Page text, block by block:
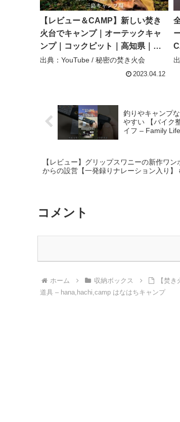
【レビュー＆CAMP】新しい焚き
火台でキャンプ｜オーテックキャ
ンプ｜コックピット｜高知県｜四
万十町｜三島キャンプ場 – 秘密の
出典：YouTube / 秘密の焚き火会
2023.04.12
釣りやキャンプ
やすい 【バイク
イフ – Family
【レビュー】グリップスワニーの新作ワ
コメント
ホーム 収納ボックス
【焚
道具 – hana,hachi,camp はなはちキャンプ